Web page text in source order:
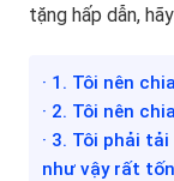
tặng hấp dẫn,
· 1. Tôi nên
· 2. Tôi nên
· 3. Tôi phải
như vậy rất